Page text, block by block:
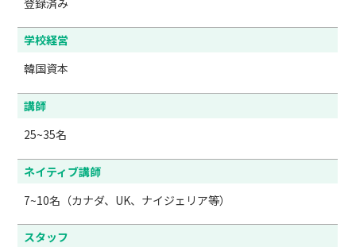
学校経営
韓国資本
講師
25~35名
ネイティブ講師
7~10名（カナダ、UK、ナイジェリア等）
スタッフ